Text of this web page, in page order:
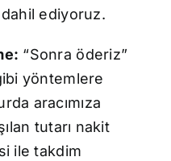
ediyoruz.
“Sonra öderiz”
yöntemlere
aracımıza
tutarı nakit
ile takdim